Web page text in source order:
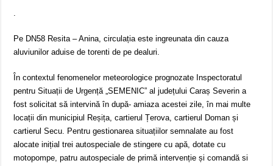
.
Pe DN58 Resita – Anina, circulația este ingreunata din cauza
aluviunilor aduise de torenti de pe dealuri.
În contextul fenomenelor meteorologice prognozate Inspectoratul
pentru Situații de Urgență „SEMENIC” al județului Caraș Severin a
fost solicitat să intervină în după- amiaza acestei zile, în mai multe
locații din municipiul Reșița, cartierul Țerova, cartierul Doman și
cartierul Secu. Pentru gestionarea situațiilor semnalate au fost
alocate inițial trei autospeciale de stingere cu apă, dotate cu
motopompe, patru autospeciale de primă intervenție și comandă si